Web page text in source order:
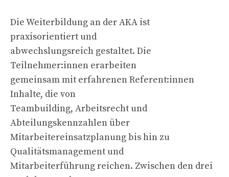
Die Weiterbildung an der AKA ist
praxisorientiert und
abwechslungsreich gestaltet. Die
Teilnehmer:innen erarbeiten
gemeinsam mit erfahrenen Referent:innen
Inhalte, die von
Teambuilding, Arbeitsrecht und
Abteilungskennzahlen über
Mitarbeitereinsatzplanung bis hin zu
Qualitätsmanagement und
Mitarbeiterführung reichen. Zwischen den drei